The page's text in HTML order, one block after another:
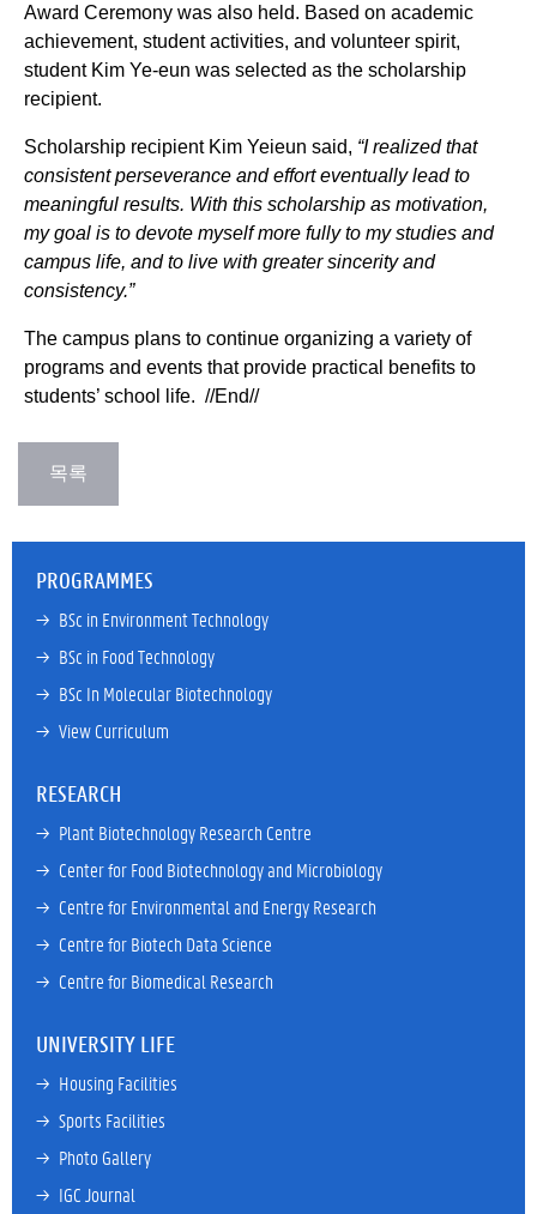
Award Ceremony was also held. Based on academic
achievement, student activities, and volunteer spirit,
student Kim Ye-eun was selected as the scholarship
recipient.
Scholarship recipient Kim Yeieun said, “I realized that
consistent perseverance and effort eventually lead to
meaningful results. With this scholarship as motivation,
my goal is to devote myself more fully to my studies and
campus life, and to live with greater sincerity and
consistency.”
The campus plans to continue organizing a variety of
programs and events that provide practical benefits to
students’ school life. //End//
PROGRAMMES
→ BSc in Environment Technology
→ BSc in Food Technology
→ BSc In Molecular Biotechnology
→ View Curriculum
RESEARCH
→ Plant Biotechnology Research Centre
→ Center for Food Biotechnology and Microbiology
→ Centre for Environmental and Energy Research
→ Centre for Biotech Data Science
→ Centre for Biomedical Research
UNIVERSITY LIFE
→ Housing Facilities
→ Sports Facilities
→ Photo Gallery
→ IGC Journal